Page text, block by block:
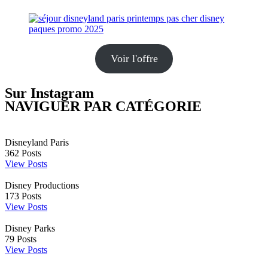
Voir l'offre
Sur Instagram
NAVIGUER PAR CATÉGORIE
Disneyland Paris
362 Posts
View Posts
Disney Productions
173 Posts
View Posts
Disney Parks
79 Posts
View Posts